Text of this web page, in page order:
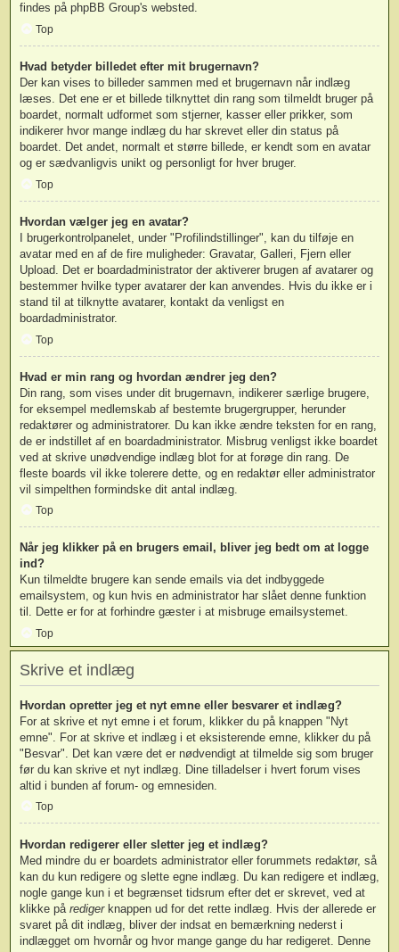
findes på phpBB Group's websted.
Top
Hvad betyder billedet efter mit brugernavn?
Der kan vises to billeder sammen med et brugernavn når indlæg
læses. Det ene er et billede tilknyttet din rang som tilmeldt bruger på
boardet, normalt udformet som stjerner, kasser eller prikker, som
indikerer hvor mange indlæg du har skrevet eller din status på
boardet. Det andet, normalt et større billede, er kendt som en avatar
og er sædvanligvis unikt og personligt for hver bruger.
Top
Hvordan vælger jeg en avatar?
I brugerkontrolpanelet, under "Profilindstillinger", kan du tilføje en
avatar med en af de fire muligheder: Gravatar, Galleri, Fjern eller
Upload. Det er boardadministrator der aktiverer brugen af avatarer og
bestemmer hvilke typer avatarer der kan anvendes. Hvis du ikke er i
stand til at tilknytte avatarer, kontakt da venligst en
boardadministrator.
Top
Hvad er min rang og hvordan ændrer jeg den?
Din rang, som vises under dit brugernavn, indikerer særlige brugere,
for eksempel medlemskab af bestemte brugergrupper, herunder
redaktører og administratorer. Du kan ikke ændre teksten for en rang,
de er indstillet af en boardadministrator. Misbrug venligst ikke boardet
ved at skrive unødvendige indlæg blot for at forøge din rang. De
fleste boards vil ikke tolerere dette, og en redaktør eller administrator
vil simpelthen formindske dit antal indlæg.
Top
Når jeg klikker på en brugers email, bliver jeg bedt om at logge
ind?
Kun tilmeldte brugere kan sende emails via det indbyggede
emailsystem, og kun hvis en administrator har slået denne funktion
til. Dette er for at forhindre gæster i at misbruge emailsystemet.
Top
Skrive et indlæg
Hvordan opretter jeg et nyt emne eller besvarer et indlæg?
For at skrive et nyt emne i et forum, klikker du på knappen "Nyt
emne". For at skrive et indlæg i et eksisterende emne, klikker du på
"Besvar". Det kan være det er nødvendigt at tilmelde sig som bruger
før du kan skrive et nyt indlæg. Dine tilladelser i hvert forum vises
altid i bunden af forum- og emnesiden.
Top
Hvordan redigerer eller sletter jeg et indlæg?
Med mindre du er boardets administrator eller forummets redaktør, så
kan du kun redigere og slette egne indlæg. Du kan redigere et indlæg,
nogle gange kun i et begrænset tidsrum efter det er skrevet, ved at
klikke på redigerknappen ud for det rette indlæg. Hvis der allerede er
svaret på dit indlæg, bliver der indsat en bemærkning nederst i
indlægget om hvornår og hvor mange gange du har redigeret. Denne